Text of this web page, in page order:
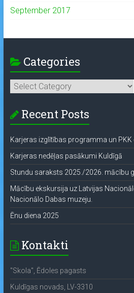
September 2017
Categories
Categories
Recent Posts
Karjeras izglītības programma un PKK
Karjeras nedēļas pasākumi Kuldīgā
Stundu saraksts 2025./2026. mācību
Mācību ekskursija uz Latvijas
Nacionālo Dabas muzeju.
Ēnu diena 2025
Kontakti
"Skola", Ēdoles pagasts
Kuldīgas novads, LV-3310